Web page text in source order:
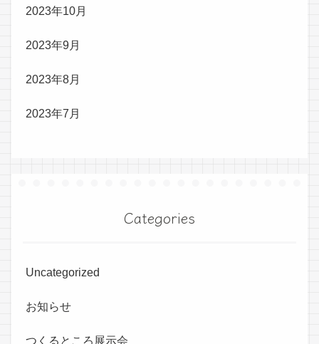
2023年10月
2023年9月
2023年8月
2023年7月
Categories
Uncategorized
お知らせ
つくるところ展示会